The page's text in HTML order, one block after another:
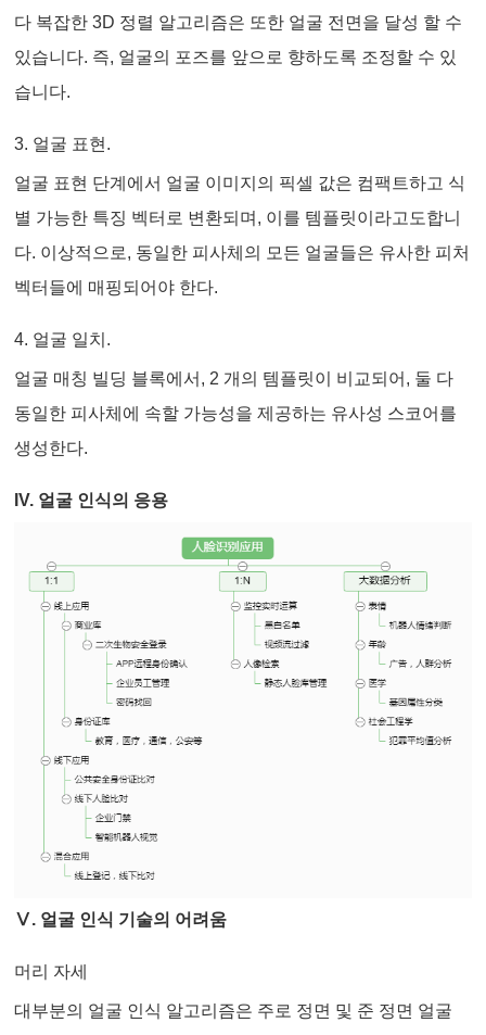
다 복잡한 3D 정렬 알고리즘은 또한 얼굴 전면을 달성 할 수
있습니다. 즉, 얼굴의 포즈를 앞으로 향하도록 조정할 수 있
습니다.
3. 얼굴 표현.
얼굴 표현 단계에서 얼굴 이미지의 픽셀 값은 컴팩트하고 식
별 가능한 특징 벡터로 변환되며, 이를 템플릿이라고도합니
다. 이상적으로, 동일한 피사체의 모든 얼굴들은 유사한 피처
벡터들에 매핑되어야 한다.
4. 얼굴 일치.
얼굴 매칭 빌딩 블록에서, 2 개의 템플릿이 비교되어, 둘 다
동일한 피사체에 속할 가능성을 제공하는 유사성 스코어를
생성한다.
IV. 얼굴 인식의 응용
Ⅴ. 얼굴 인식 기술의 어려움
머리 자세
대부분의 얼굴 인식 알고리즘은 주로 정면 및 준 정면 얼굴